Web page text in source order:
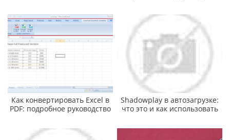
Как конвертировать Excel в
PDF: подробное руководство
Shadowplay в автозагрузке:
что это и как использовать